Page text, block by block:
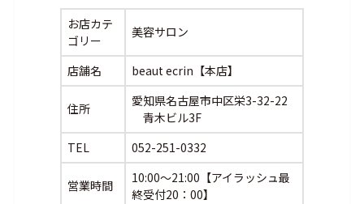
お店カテ
ゴリー
美容サロン
店舗名 beaut ecrin【本店】
住所
愛知県名古屋市中区栄3-32-22
青木ビル3F
TEL
052-251-0332
営業時間
10:00～21:00【アイラッシュ最
終受付20：00】